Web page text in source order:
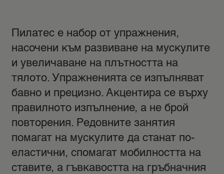
Пилатес е набор от упражнения,
насочени към развиване на мускулите
и увеличаване на плътността на
тялото. Упражненията се изпълняват
бавно и прецизно. Акцентира се върху
правилното изпълнение, а не брой
повторения. Редовните занятия
помагат на мускулите да станат по-
еластични, спомагат мобилността на
ставите, а гъвкавостта на гръбначния